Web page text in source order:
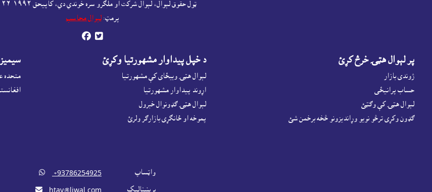
ټول حقوق لېوال، لېوال شرکت او ملګرو سره خوندي دي، کاپيحق ١٩٩٢-٢٠٢٦ل
پرمټ:لېوال محاسب
 
پر لېوال هټۍ خرڅ کړئ
ژوندى بازار
حساب پرانيځى
لېوال هټۍ کې وګټئ
ګډون وکړى ترڅو نويو وړانديزونو څخه برخمن شئ
د خپل پيداوار مشهورتيا وکړئ
لېوال هټۍ ويبځاى کې مشهورتيا
اړوند پيداوار مشهورتيا
لېوال هټۍ ګډونوال خبرول
پموخه او ځانګړى بازارګر ولرئ
متحده
واټساپ ‎ +93786254925

برېښناليک htay@liwal.com
